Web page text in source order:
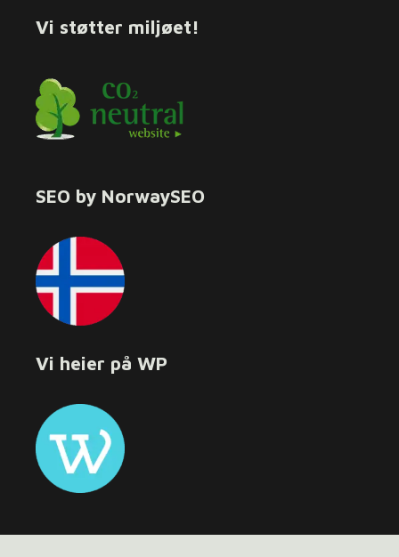
Vi støtter miljøet!
SEO by NorwaySEO
Vi heier på WP